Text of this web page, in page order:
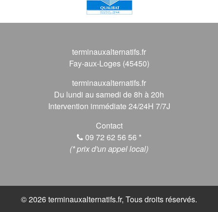
terminauxalternatifs.fr
Fay-aux-Loges (45450)
terminauxalternatifs.fr
Du lundi au samedi de 8h à 20h
Intervention immédiate 24/24H 7/7J
Contact
09 72 62 56 56 *
(* prix d'un appel local)
© 2026 terminauxalternatifs.fr, Tous droits réservés.